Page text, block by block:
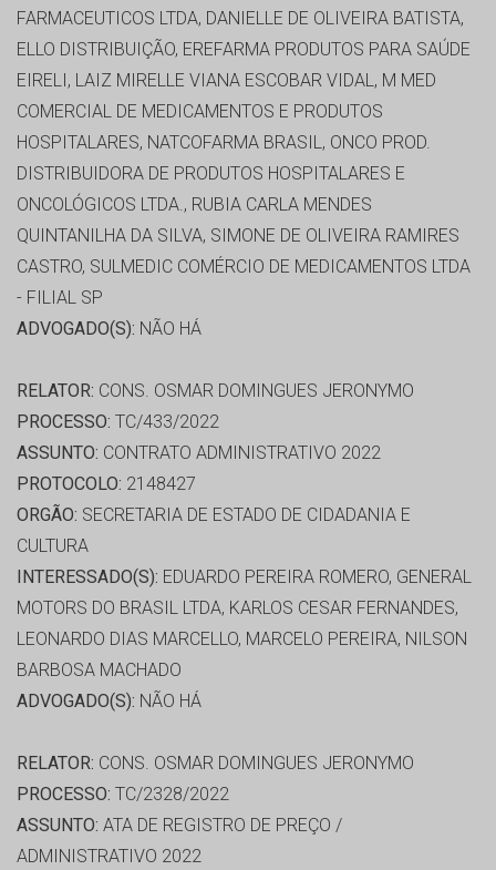
FARMACEUTICOS LTDA, DANIELLE DE OLIVEIRA BATISTA,
ELLO DISTRIBUIÇÃO, EREFARMA PRODUTOS PARA SAÚDE
EIRELI, LAIZ MIRELLE VIANA ESCOBAR VIDAL, M MED
COMERCIAL DE MEDICAMENTOS E PRODUTOS
HOSPITALARES, NATCOFARMA BRASIL, ONCO PROD.
DISTRIBUIDORA DE PRODUTOS HOSPITALARES E
ONCOLÓGICOS LTDA., RUBIA CARLA MENDES
QUINTANILHA DA SILVA, SIMONE DE OLIVEIRA RAMIRES
CASTRO, SULMEDIC COMÉRCIO DE MEDICAMENTOS LTDA
- FILIAL SP
ADVOGADO(S): NÃO HÁ
RELATOR: CONS. OSMAR DOMINGUES JERONYMO
PROCESSO: TC/433/2022
ASSUNTO: CONTRATO ADMINISTRATIVO 2022
PROTOCOLO: 2148427
ORGÃO: SECRETARIA DE ESTADO DE CIDADANIA E
CULTURA
INTERESSADO(S): EDUARDO PEREIRA ROMERO, GENERAL
MOTORS DO BRASIL LTDA, KARLOS CESAR FERNANDES,
LEONARDO DIAS MARCELLO, MARCELO PEREIRA, NILSON
BARBOSA MACHADO
ADVOGADO(S): NÃO HÁ
RELATOR: CONS. OSMAR DOMINGUES JERONYMO
PROCESSO: TC/2328/2022
ASSUNTO: ATA DE REGISTRO DE PREÇO /
ADMINISTRATIVO 2022